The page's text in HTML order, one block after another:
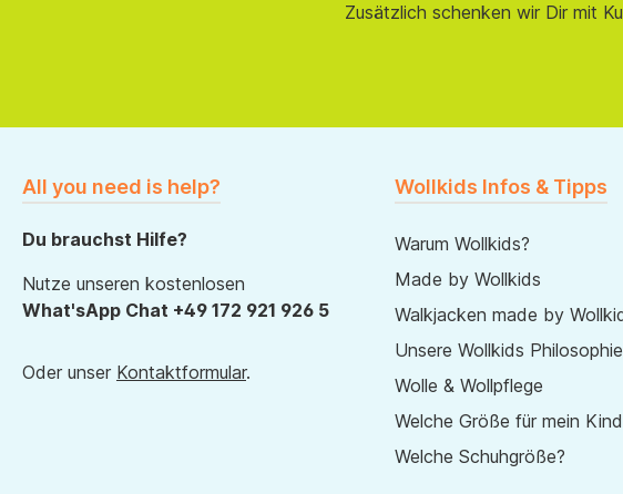
Zusätzlich schenken wir Dir mit
All you need is help?
Du brauchst Hilfe?
Nutze unseren kostenlosen
What'sApp Chat +49 172 921 926 5
Oder unser Kontaktformular.
Wollkids Infos & Tipps
Warum Wollkids?
Made by Wollkids
Walkjacken made by
Unsere Wollkids Philosophie
Wolle & Wollpflege
Welche Größe für mein
Welche Schuhgröße?